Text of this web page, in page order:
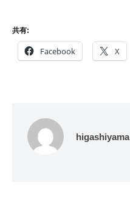
共有:
Facebook X
higashiyama